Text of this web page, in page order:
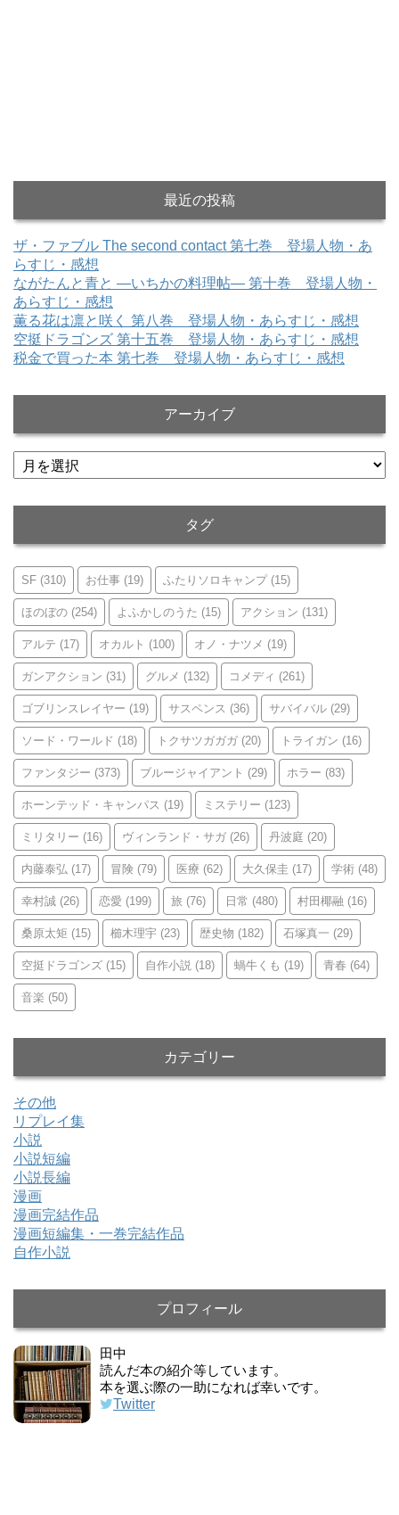
最近の投稿
ザ・ファブル The second contact 第七巻 登場人物・あ
らすじ・感想
ながたんと青と ―いちかの料理帖― 第十巻 登場人物・
あらすじ・感想
薫る花は凛と咲く 第八巻 登場人物・あらすじ・感想
空挺ドラゴンズ 第十五巻 登場人物・あらすじ・感想
税金で買った本 第七巻 登場人物・あらすじ・感想
アーカイブ
ア
ー
タグ
SF (310) お仕事 (19) ふたりソロキャンプ(15)
ほのぼの (254) よふかしのうた (15) アクション (131)
アルテ (17) オカルト (100) オノ・ナツメ (19)
ガンアクション (31) グルメ (132) コメディ (261)
ゴブリンスレイヤー (19) サスペンス (36) サバイバル (29)
ソード・ワールド (18) トクサツガガガ (20) トライガン (16)
ファンタジー (373) ブルージャイアント (29) ホラー (83)
ホーンテッド・キャンパス (19) ミステリー (123)
ミリタリー (16) ヴィンランド・サガ (26) 丹波庭 (20)
内藤泰弘 (17) 冒険 (79) 医療 (62) 大久保圭 (17) 学術 (48)
幸村誠 (26) 恋愛 (199) 旅 (76) 日常 (480) 村田椰融 (16)
桑原太矩 (15) 櫛木理宇 (23) 歴史物 (182) 石塚真一 (29)
空挺ドラゴンズ (15) 自作小説 (18) 蝸牛くも (19) 青春 (64)
音楽 (50)
カテゴリー
その他
リプレイ集
小説
小説短編
小説長編
漫画
漫画完結作品
漫画短編集・一巻完結作品
自作小説
プロフィール
田中
読んだ本の紹介等しています。
本を選ぶ際の一助になれば幸いです。
Twitter